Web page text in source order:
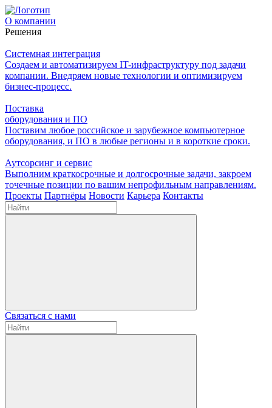
О компании
Решения
Системная интеграция
Создаем и автоматизируем IT-инфраструктуру под задачи
компании. Внедряем новые технологии и оптимизируем
бизнес-процесс.
Поставка
оборудования и ПО
Поставим любое российское и зарубежное компьютерное
оборудования, и ПО в любые регионы и в короткие сроки.
Аутсорсинг и сервис
Выполним краткосрочные и долгосрочные задачи, закроем
точечные позиции по вашим непрофильным направлениям.
Проекты Партнёры Новости Карьера Контакты
Связаться с нами